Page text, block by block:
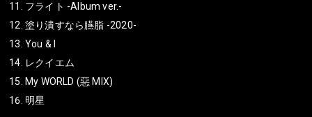
フライト -Album ver.-
塗り潰すなら臙脂 -2020-
You & I
レクイエム
My WORLD (惡 MIX)
明星